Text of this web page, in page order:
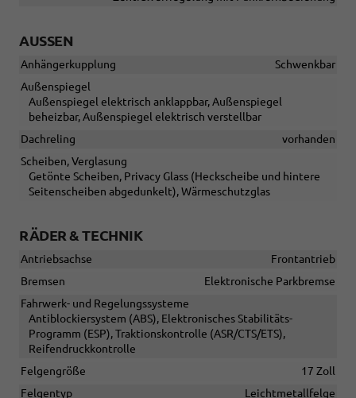
AUSSEN
Anhängerkupplung
Schwenkbar
Außenspiegel
Außenspiegel elektrisch anklappbar, Außenspiegel
beheizbar, Außenspiegel elektrisch verstellbar
Dachreling
vorhanden
Scheiben, Verglasung
Getönte Scheiben, Privacy Glass (Heckscheibe und hintere
Seitenscheiben abgedunkelt), Wärmeschutzglas
RÄDER & TECHNIK
Antriebsachse
Frontantrieb
Bremsen
Elektronische Parkbremse
Fahrwerk- und Regelungssysteme
Antiblockiersystem (ABS), Elektronisches Stabilitäts-
Programm (ESP), Traktionskontrolle (ASR/CTS/ETS),
Reifendruckkontrolle
Felgengröße
17 Zoll
Felgentyp
Leichtmetallfelge